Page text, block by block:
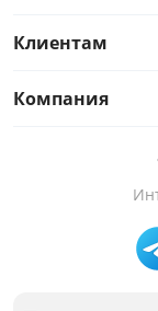
Клиентам
Компания